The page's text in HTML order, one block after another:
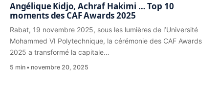
Angélique Kidjo, Achraf Hakimi … Top 10
moments des CAF Awards 2025
Rabat, 19 novembre 2025, sous les lumières de l’Université
Mohammed VI Polytechnique, la cérémonie des CAF Awards
2025 a transformé la capitale…
5 min novembre 20, 2025